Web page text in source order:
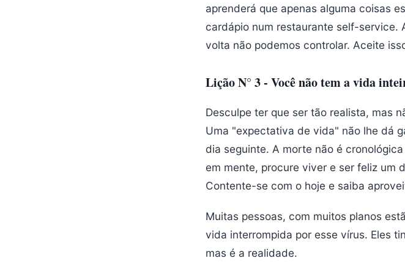
aprenderá que apenas alguma coisas
cardápio num restaurante self-service.
volta não podemos controlar. Aceite
Lição N° 3 - Você não tem a vida
Desculpe ter que ser tão realista, mas
Uma "expectativa de vida" não lhe dá
dia seguinte. A morte não é
em mente, procure viver e ser feliz um
Contente-se com o hoje e saiba
Muitas pessoas, com muitos planos
vida interrompida por esse vírus. Eles
mas é a realidade.